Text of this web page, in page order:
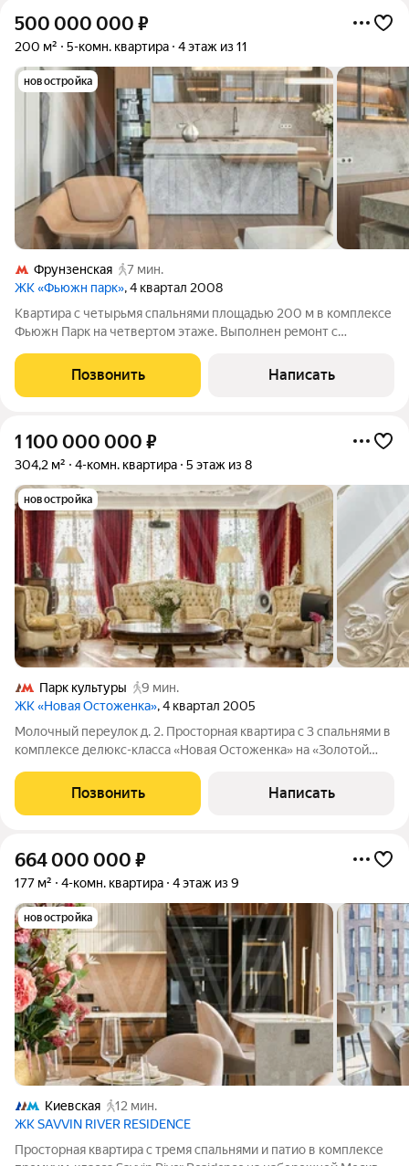
500 000 000 ₽
200 м² 5-комн. квартира 4 этаж из 11
новостройка
Фрунзенская
7 мин.
ЖК «Фьюжн парк», 4 квартал 2008
Квартира с четырьмя спальнями площадью 200 м в комплексе
Фьюжн Парк на четвертом этаже. Выполнен ремонт с
сатинированная сталь, декоративная штукатурка. На полу
выложены инженерная доска из дуба и
Позвонить Написать
1 100 000 000 ₽
304,2 м² 4-комн. квартира 5 этаж из 8
новостройка
Парк культуры
9 мин.
ЖК «Новая Остоженка», 4 квартал 2005
Молочный переулок д. 2. Просторная квартира с 3 спальнями в
комплексе делюкс-класса «Новая Остоженка» на «Золотой
Отделка выполнена в классическом стиле. Интерьер
украшают предметы мебели от
Позвонить Написать
664 000 000 ₽
177 м² 4-комн. квартира 4 этаж из 9
новостройка
Киевская
12 мин.
ЖК SAVVIN RIVER RESIDENCE
Просторная квартира с тремя спальнями и патио в комплексе